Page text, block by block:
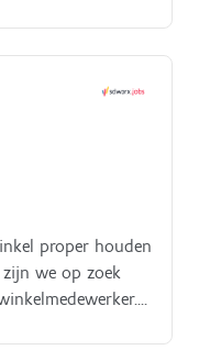
proper houden
zijn we op zoek